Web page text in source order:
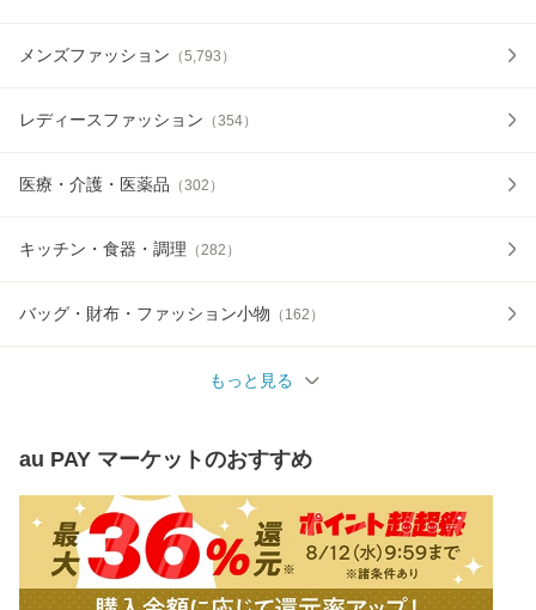
メンズファッション （5,793 ）
レディースファッション （354）
医療・介護・医薬品 （302 ）
キッチン・食器・調理 （ 282 ）
バッグ・財布・ファッション小物 （ 162 ）
もっと見る
au PAY マーケットのおすすめ